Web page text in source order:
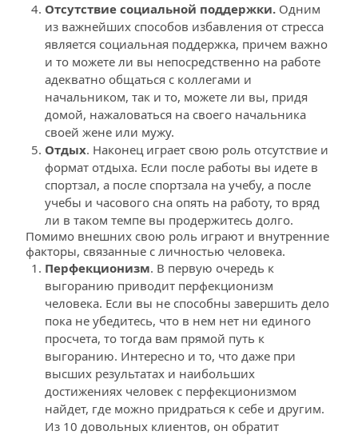
Отсутствие социальной поддержки. Одним
из важнейших способов избавления от стресса
является социальная поддержка, причем важно
и то можете ли вы непосредственно на работе
адекватно общаться с коллегами и
начальником, так и то, можете ли вы, придя
домой, нажаловаться на своего начальника
своей жене или мужу.
Отдых. Наконец играет свою роль отсутствие и
формат отдыха. Если после работы вы идете в
спортзал, а после спортзала на учебу, а после
учебы и часового сна опять на работу, то вряд
ли в таком темпе вы продержитесь долго.
Помимо внешних свою роль играют и внутренние
факторы, связанные с личностью человека.
Перфекционизм. В первую очередь к
выгоранию приводит перфекционизм
человека. Если вы не способны завершить дело
пока не убедитесь, что в нем нет ни единого
просчета, то тогда вам прямой путь к
выгоранию. Интересно и то, что даже при
высших результатах и наибольших
достижениях человек с перфекционизмом
найдет, где можно придраться к себе и другим.
Из 10 довольных клиентов, он обратит